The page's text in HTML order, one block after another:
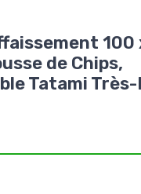
100
de Chips,
Tatami Très-